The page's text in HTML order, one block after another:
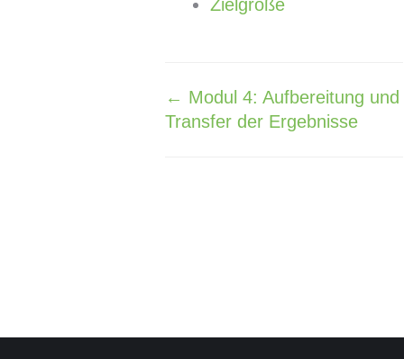
Zielgröße
Navigation
← Modul 4: Aufbereitung und
Transfer der Ergebnisse